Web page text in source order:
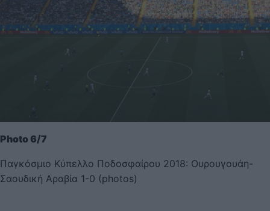
Photo 6/7
Παγκόσμιο Κύπελλο Ποδοσφαίρου 2018: Ουρουγουάη-
Σαουδική Αραβία 1-0 (photos)